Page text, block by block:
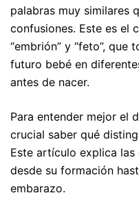
palabras muy similares
confusiones. Este es el
“embrión” y “feto”, que
futuro bebé en
antes de nacer.
Para entender mejor el
crucial saber qué
Este artículo explica
desde su formación
embarazo.